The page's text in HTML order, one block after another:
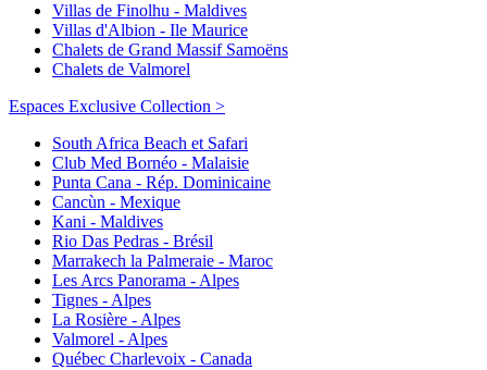
Villas de Finolhu - Maldives
Villas d'Albion - Ile Maurice
Chalets de Grand Massif Samoëns
Chalets de Valmorel
Espaces Exclusive Collection >
South Africa Beach et Safari
Club Med Bornéo - Malaisie
Punta Cana - Rép. Dominicaine
Cancùn - Mexique
Kani - Maldives
Rio Das Pedras - Brésil
Marrakech la Palmeraie - Maroc
Les Arcs Panorama - Alpes
Tignes - Alpes
La Rosière - Alpes
Valmorel - Alpes
Québec Charlevoix - Canada